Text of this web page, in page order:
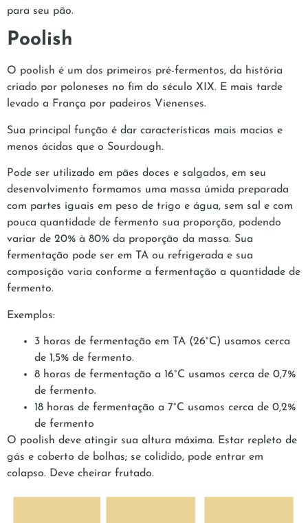
para seu pão.
Poolish
O poolish é um dos primeiros pré-fermentos, da história
criado por poloneses no fim do século XIX. E mais tarde
levado a França por padeiros Vienenses.
Sua principal função é dar características mais macias e
menos ácidas que o Sourdough.
Pode ser utilizado em pães doces e salgados, em seu
desenvolvimento formamos uma massa úmida preparada
com partes iguais em peso de trigo e água, sem sal e com
pouca quantidade de fermento sua proporção, podendo
variar de 20% à 80% da proporção da massa. Sua
fermentação pode ser em TA ou refrigerada e sua
composição varia conforme a fermentação a quantidade de
fermento.
Exemplos:
3 horas de fermentação em TA (26°C) usamos cerca
de 1,5% de fermento.
8 horas de fermentação a 16°C usamos cerca de 0,7%
de fermento.
18 horas de fermentação a 7°C usamos cerca de 0,2%
de fermento
O poolish deve atingir sua altura máxima. Estar repleto de
gás e coberto de bolhas; se colidido, pode entrar em
colapso. Deve cheirar frutado.